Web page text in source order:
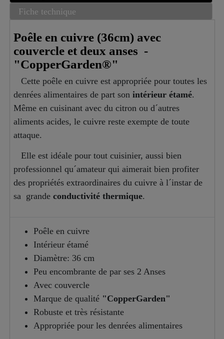
Fiche technique
Poêle en cuivre (36cm) avec
couvercle et deux anses -
"CopperGarden®"
Cette poêle en cuivre est appropriée pour toutes les
denrées alimentaires de part sonintérieur étamé.
Même en cuisinant avec du citron ou d´autres
aliments acides, le cuivre reste exempte de toute
attaque.
Elle est idéale pour tout cuisinier, aussi bien
professionnel qu´amateur qui aimerait bien profiter
des propriétés extraordinaires du cuivre à l´instar de
sa grande conductivité thermique.
Poêle en cuivre
Intérieur étamé
Diamètre: 36 cm
Peu encombrante de par ses 2 Anses
Avec couvercle
Marque de qualité "CopperGarden"
Robuste et très résistante
Appropriée pour les denrées alimentaires